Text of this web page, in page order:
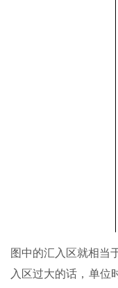
图中的汇入区就相当
入区过大的话，单位